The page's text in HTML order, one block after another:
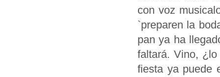
con voz
`preparen la
pan ya ha
faltará. Vino,
fiesta ya puede